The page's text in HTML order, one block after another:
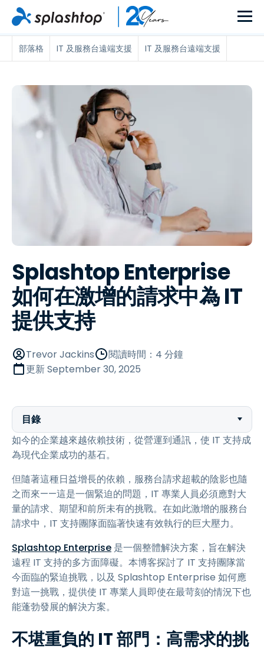
部落格 IT 及服務台遠端支援 IT 及服務台遠端支援
Splashtop Enterprise
如何在激增的請求中為 IT
提供支持
Trevor Jackins
閱讀時間：4 分鐘
更新September 30, 2025
目錄
如今的企業越來越依賴技術，從營運到通訊，使 IT 支持成
為現代企業成功的基石。
但隨著這種日益增長的依賴，服務台請求超載的陰影也隨
之而來——這是一個緊迫的問題，IT 專業人員必須應對大
量的請求、期望和前所未有的挑戰。在如此激增的服務台
請求中，IT 支持團隊面臨著快速有效執行的巨大壓力。
Splashtop Enterprise 是一個整體解決方案，旨在解決
遠程 IT 支持的多方面障礙。本博客探討了 IT 支持團隊當
今面臨的緊迫挑戰，以及 Splashtop Enterprise 如何應
對這一挑戰，提供使 IT 專業人員即使在最苛刻的情況下也
能蓬勃發展的解決方案。
不堪重負的 IT 部門：高需求的挑